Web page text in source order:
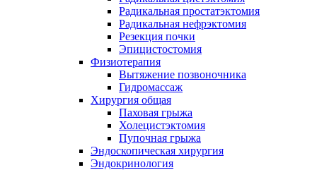
Радикальная простатэктомия
Радикальная нефрэктомия
Резекция почки
Эпицистостомия
Физиотерапия
Вытяжение позвоночника
Гидромассаж
Хирургия общая
Паховая грыжа
Холецистэктомия
Пупочная грыжа
Эндоскопическая хирургия
Эндокринология